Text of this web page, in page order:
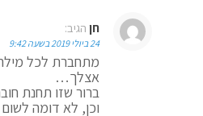
חן הגיב:
24 ביולי 2019 בשעה 9:42
מתחברת לכל מילה
אצלך…
ברור שזו תחנת
וכן, לא דומה